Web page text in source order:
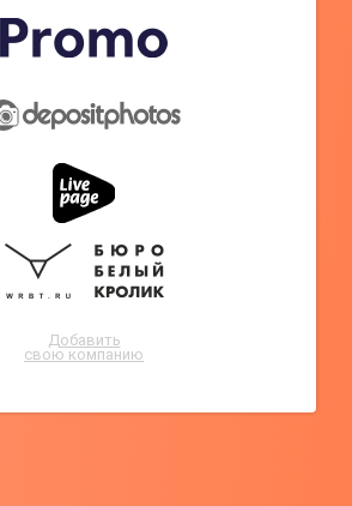
Добавить
свою компанию